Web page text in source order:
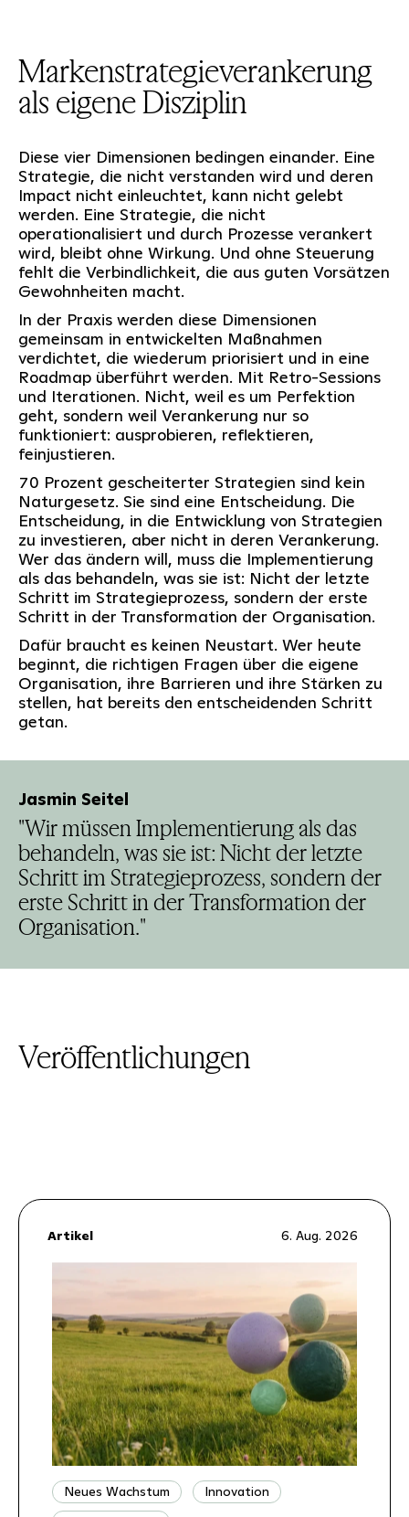
Markenstrategieverankerung
als eigene Disziplin
Diese vier Dimensionen bedingen einander. Eine
Strategie, die nicht verstanden wird und deren
Impact nicht einleuchtet, kann nicht gelebt
werden. Eine Strategie, die nicht
operationalisiert und durch Prozesse verankert
wird, bleibt ohne Wirkung. Und ohne Steuerung
fehlt die Verbindlichkeit, die aus guten Vorsätzen
Gewohnheiten macht.
In der Praxis werden diese Dimensionen
gemeinsam in entwickelten Maßnahmen
verdichtet, die wiederum priorisiert und in eine
Roadmap überführt werden. Mit Retro-Sessions
und Iterationen. Nicht, weil es um Perfektion
geht, sondern weil Verankerung nur so
funktioniert: ausprobieren, reflektieren,
feinjustieren.
70 Prozent gescheiterter Strategien sind kein
Naturgesetz. Sie sind eine Entscheidung. Die
Entscheidung, in die Entwicklung von Strategien
zu investieren, aber nicht in deren Verankerung.
Wer das ändern will, muss die Implementierung
als das behandeln, was sie ist: Nicht der letzte
Schritt im Strategieprozess, sondern der erste
Schritt in der Transformation der Organisation.
Dafür braucht es keinen Neustart. Wer heute
beginnt, die richtigen Fragen über die eigene
Organisation, ihre Barrieren und ihre Stärken zu
stellen, hat bereits den entscheidenden Schritt
getan.
Jasmin Seitel
"Wir müssen Implementierung als das
behandeln, was sie ist: Nicht der letzte
Schritt im Strategieprozess, sondern der
erste Schritt in der Transformation der
Organisation."
Veröffentlichungen
6. Aug. 2026
Artikel
Neues Wachstum
Innovation